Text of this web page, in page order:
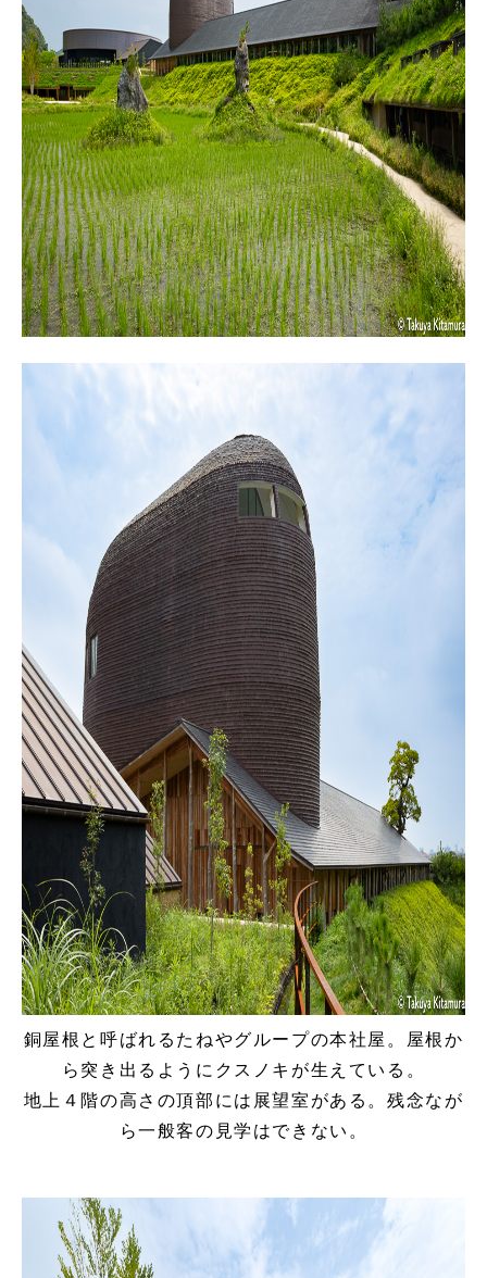
銅屋根と呼ばれるたねやグループの本社屋。屋根か
ら突き出るようにクスノキが生えている。
地上４階の高さの頂部には展望室がある。残念なが
ら一般客の見学はできない。